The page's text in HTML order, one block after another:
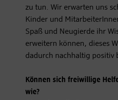
zu tun. Wir erwarten uns
Kinder und
Spaß und Neugierde ihr
erweitern können, dieses
dadurch nachhaltig positiv
Können sich freiwillige
wie?